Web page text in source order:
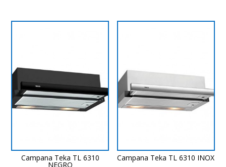
Campana Teka TL 6310
NEGRO
Campana Teka TL 6310 INOX